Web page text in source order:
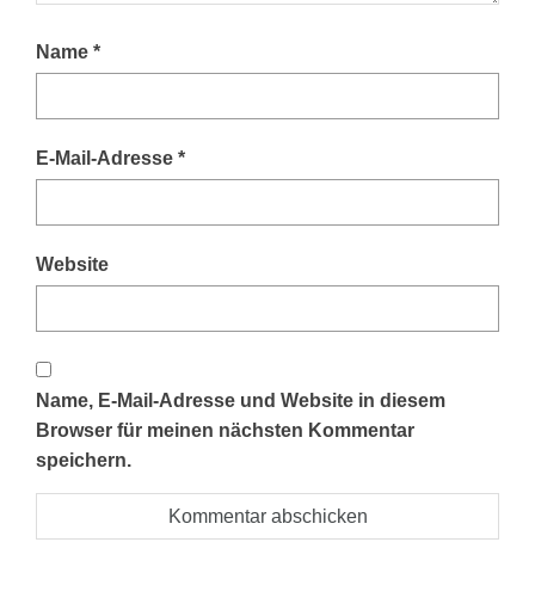
Name *
E-Mail-Adresse *
Website
Name, E-Mail-Adresse und Website in diesem
Browser für meinen nächsten Kommentar
speichern.